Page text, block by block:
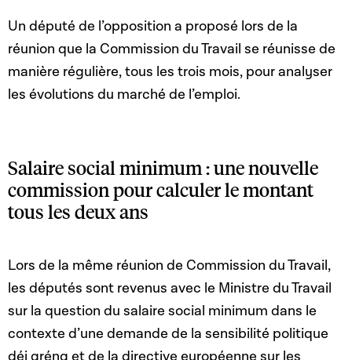
Un député de l’opposition a proposé lors de la
réunion que la Commission du Travail se réunisse de
manière régulière, tous les trois mois, pour analyser
les évolutions du marché de l’emploi.
Salaire social minimum : une nouvelle
commission pour calculer le montant
tous les deux ans
Lors de la même réunion de Commission du Travail,
les députés sont revenus avec le Ministre du Travail
sur la question du salaire social minimum dans le
contexte d’une demande de la sensibilité politique